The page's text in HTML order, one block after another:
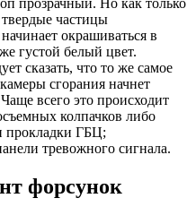
прозрачный. Но как только
частицы
окрашиваться в
густой белый цвет.
сказать, что то же самое
сгорания начнет
всего это происходит
колпачков либо
прокладки ГБЦ;
тревожного сигнала.
форсунок